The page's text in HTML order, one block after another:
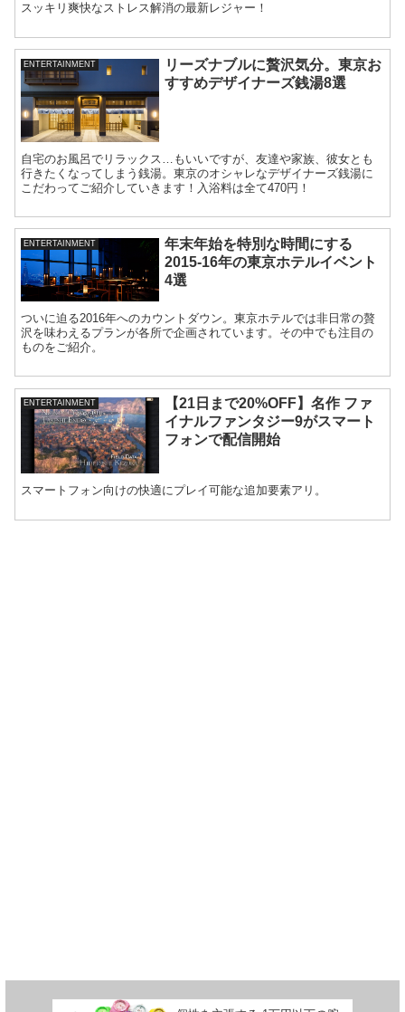
スッキリ爽快なストレス解消の最新レジャー！
ENTERTAINMENT
リーズナブルに贅沢気分。東京お
すすめデザイナーズ銭湯8選
自宅のお風呂でリラックス…もいいですが、友達や家族、彼女とも
行きたくなってしまう銭湯。東京のオシャレなデザイナーズ銭湯に
こだわってご紹介していきます！入浴料は全て470円！
ENTERTAINMENT
年末年始を特別な時間にする
2015-16年の東京ホテルイベント
4選
ついに迫る2016年へのカウントダウン。東京ホテルでは非日常の贅
沢を味わえるプランが各所で企画されています。その中でも注目の
ものをご紹介。
ENTERTAINMENT
【21日まで20%OFF】名作 ファ
イナルファンタジー9がスマート
フォンで配信開始
スマートフォン向けの快適にプレイ可能な追加要素アリ。